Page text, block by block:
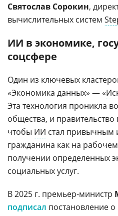
Святослав Сорокин,
вычислительных систем
ИИ в экономике,
соцсфере
Один из ключевых
«Экономика данных» — «
Эта технология проникла
общества, и
чтобы ИИ стал привычным
гражданина как на
получении определенных
социальных услуг.
В 2025 г. премьер-министр
подписал постановление